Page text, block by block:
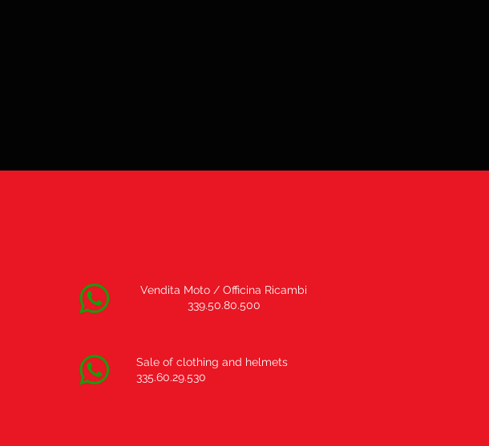
Vendita Moto / Officina Ricambi
339.50.80.500
Sale of clothing and helmets
335.60.29.530